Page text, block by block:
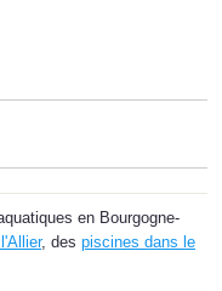
en Bourgogne-
, des piscines dans le